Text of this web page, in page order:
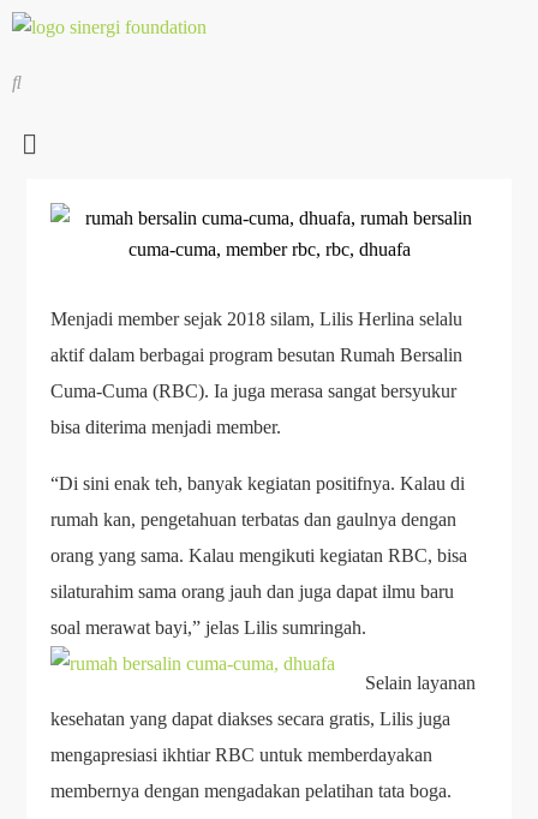
Menjadi member sejak 2018 silam, Lilis Herlina selalu
aktif dalam berbagai program besutan Rumah Bersalin
Cuma-Cuma (RBC). Ia juga merasa sangat bersyukur
bisa diterima menjadi member.
“Di sini enak teh, banyak kegiatan positifnya. Kalau di
rumah kan, pengetahuan terbatas dan gaulnya dengan
orang yang sama. Kalau mengikuti kegiatan RBC, bisa
silaturahim sama orang jauh dan juga dapat ilmu baru
soal merawat bayi,” jelas Lilis sumringah.
Selain layanan
kesehatan yang dapat diakses secara gratis, Lilis juga
mengapresiasi ikhtiar RBC untuk memberdayakan
membernya dengan mengadakan pelatihan tata boga.